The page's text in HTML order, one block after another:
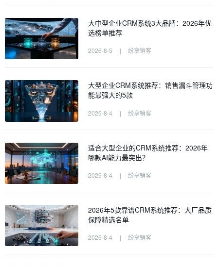
大中型企业CRM系统3大品牌：2026年优
选榜单推荐
2026-8-5 | 纷享销客
大型企业CRM系统推荐：销售漏斗管理功
能最强大的5款
2026-8-4 | 纷享销客
适合大型企业的CRM系统推荐：2026年
哪款AI能力最突出？
2026-8-4 | 纷享销客
2026年5款靠谱CRM系统推荐：大厂品质
保障精选名单
2026-8-4 | 纷享销客